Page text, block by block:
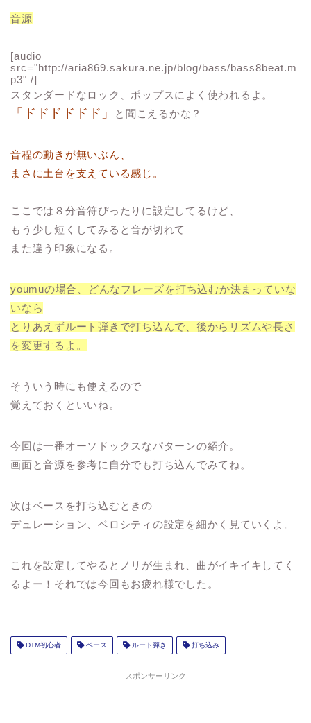
音源
[audio
src="http://aria869.sakura.ne.jp/blog/bass/bass8beat.m
p3" /]
スタンダードなロック、ポップスによく使われるよ。
「ドドドドドド」 と聞こえるかな？
音程の動きが無いぶん、
まさに土台を支えている感じ。
ここでは８分音符ぴったりに設定してるけど、
もう少し短くしてみると音が切れて
また違う印象になる。
youmuの場合、どんなフレーズを打ち込むか決まっていな
いなら
とりあえずルート弾きで打ち込んで、後からリズムや長さ
を変更するよ。
そういう時にも使えるので
覚えておくといいね。
今回は一番オーソドックスなパターンの紹介。
画面と音源を参考に自分でも打ち込んでみてね。
次はベースを打ち込むときの
デュレーション、ベロシティ の設定を細かく見ていくよ。
これを設定してやるとノリが生まれ、曲がイキイキしてく
るよー！それでは今回もお疲れ様でした。
DTM初心者 ベース ルート弾き 打ち込み
スポンサーリンク